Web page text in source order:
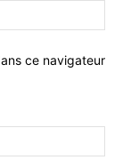
:
ce navigateur